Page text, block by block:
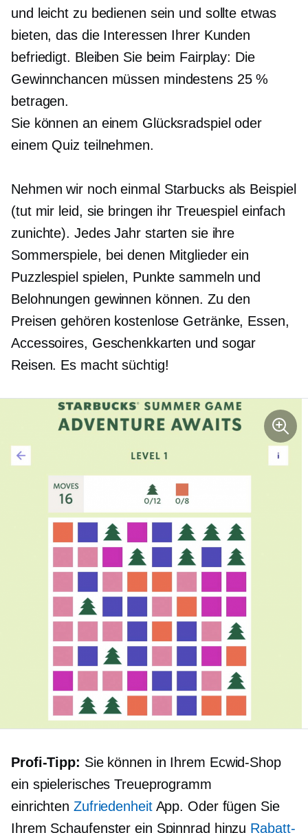
und leicht zu bedienen sein und sollte etwas
bieten, das die Interessen Ihrer Kunden
befriedigt. Bleiben Sie beim Fairplay: Die
Gewinnchancen müssen mindestens 25 %
betragen.
Sie können an einem Glücksradspiel oder
einem Quiz teilnehmen.
Nehmen wir noch einmal Starbucks als Beispiel
(tut mir leid, sie bringen ihr Treuespiel einfach
zunichte). Jedes Jahr starten sie ihre
Sommerspiele, bei denen Mitglieder ein
Puzzlespiel spielen, Punkte sammeln und
Belohnungen gewinnen können. Zu den
Preisen gehören kostenlose Getränke, Essen,
Accessoires, Geschenkkarten und sogar
Reisen. Es macht süchtig!
Profi-Tipp: Sie können in Ihrem Ecwid-Shop
ein spielerisches Treueprogramm
einrichten ZufriedenheitApp. Oder fügen Sie
Ihrem Schaufenster ein Spinnrad hinzu Rabatt-